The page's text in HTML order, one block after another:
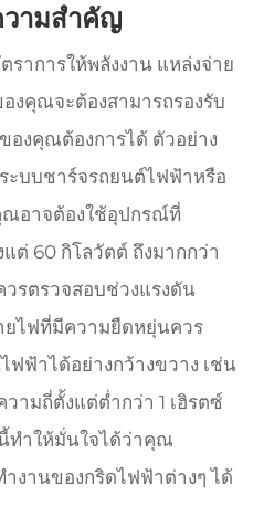
วามสำคัญ
าการให้พลังงาน แหล่งจ่าย
งคุณจะต้องสามารถรองรับ
องคุณต้องการได้ ตัวอย่าง
ะบบชาร์จรถยนต์ไฟฟ้าหรือ
ณอาจต้องใช้อุปกรณ์ที่
ต่ 60 กิโลวัตต์ ถึงมากกว่า
รตรวจสอบช่วงแรงดัน
ยไฟที่มีความยืดหยุ่นควร
ฟ้าได้อย่างกว้างขวาง เช่น
ามถี่ตั้งแต่ต่ำกว่า 1 เฮิรตซ์
ทำให้มั่นใจได้ว่าคุณ
งานของกริดไฟฟ้าต่างๆ ได้